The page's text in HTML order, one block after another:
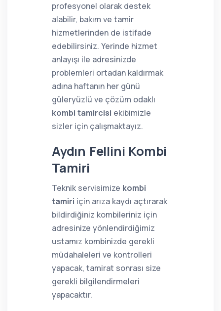
profesyonel olarak destek
alabilir, bakım ve tamir
hizmetlerinden de istifade
edebilirsiniz. Yerinde hizmet
anlayışı ile adresinizde
problemleri ortadan kaldırmak
adına haftanın her günü
güleryüzlü ve çözüm odaklı
kombi tamircisi ekibimizle
sizler için çalışmaktayız.
Aydın Fellini Kombi
Tamiri
Teknik servisimize kombi
tamiri için arıza kaydı açtırarak
bildirdiğiniz kombileriniz için
adresinize yönlendirdiğimiz
ustamız kombinizde gerekli
müdahaleleri ve kontrolleri
yapacak, tamirat sonrası size
gerekli bilgilendirmeleri
yapacaktır.